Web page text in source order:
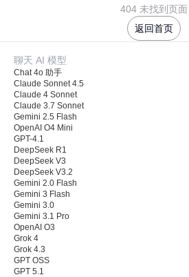
404 未找到页面
返回首页
聊天 AI 模型
Chat 4o 助手
Claude Sonnet 4.5
Claude 4 Sonnet
Claude 3.7 Sonnet
Gemini 2.5 Flash
OpenAI O4 Mini
GPT-4.1
DeepSeek R1
DeepSeek V3
DeepSeek V3.2
Gemini 2.0 Flash
Gemini 3 Flash
Gemini 3.0
Gemini 3.1 Pro
OpenAI O3
Grok 4
Grok 4.3
GPT OSS
GPT 5.1